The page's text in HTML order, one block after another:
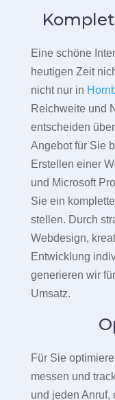
Eine schöne
heutigen Zeit
nicht nur in
Reichweite und
entscheiden
Angebot für Sie
Erstellen einer
und Microsoft
Sie ein
stellen. Durch
Webdesign,
Entwicklung
generieren wir
Umsatz.
Für Sie
messen und
und jeden Anruf,